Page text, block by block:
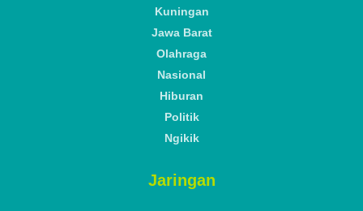
Kuningan
Jawa Barat
Olahraga
Nasional
Hiburan
Politik
Ngikik
Jaringan